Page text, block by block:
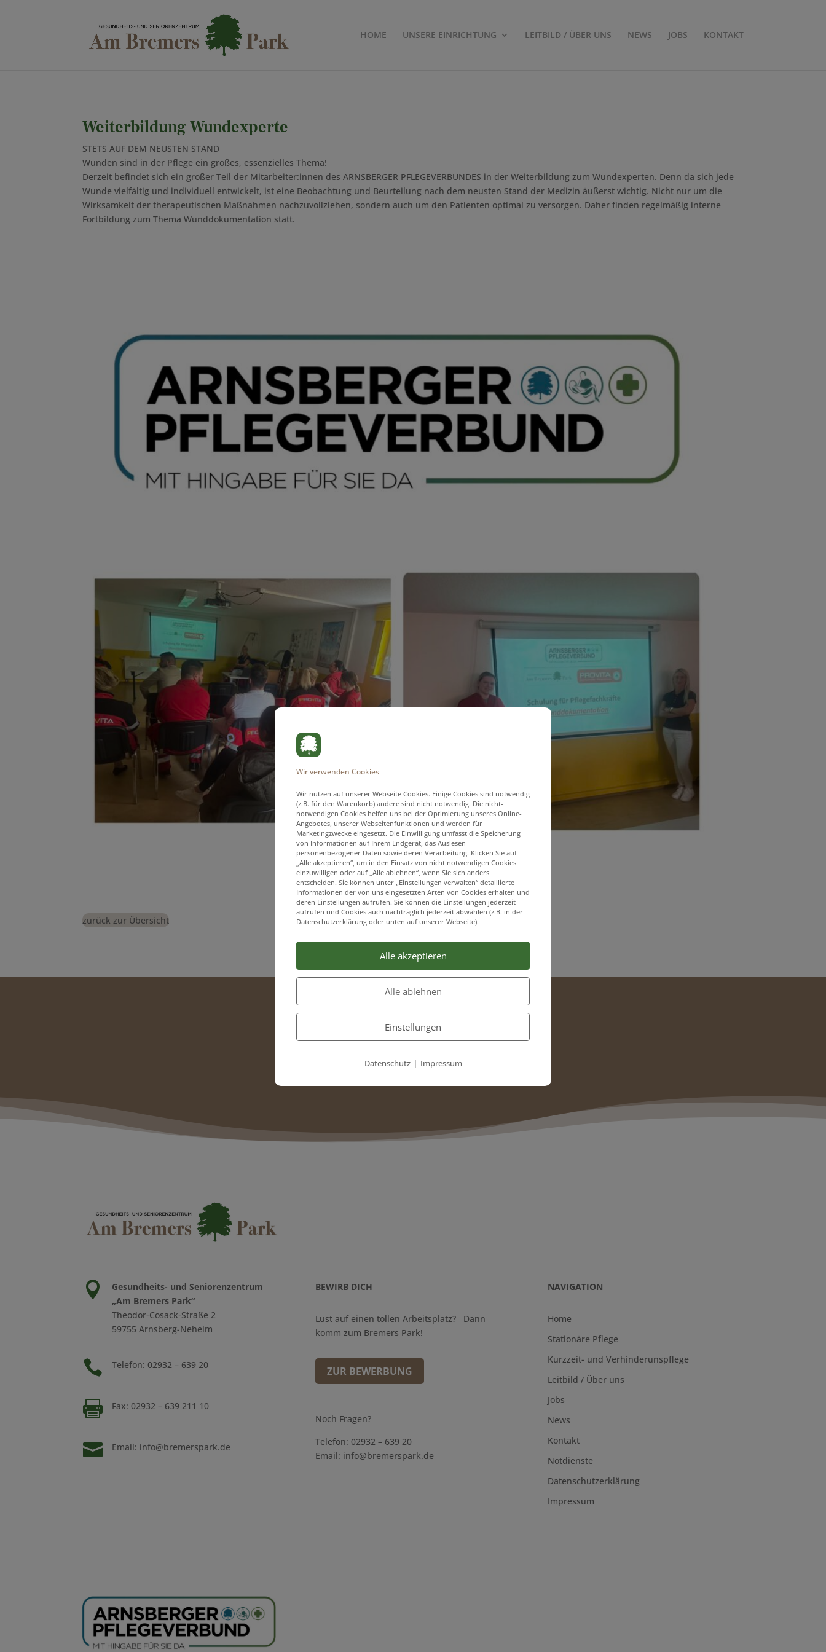
HOME UNSERE EINRICHTUNG LEITBILD / ÜBER UNS NEWS JOBS KONTAKT
Weiterbildung Wundexperte
STETS AUF DEM NEUSTEN STAND
Wunden sind in der Pflege ein großes, essenzielles Thema!
Derzeit befindet sich ein großer Teil der Mitarbeiter:innen des ARNSBERGER PFLEGEVERBUNDES in der Weiterbildung zum Wundexperten. Denn da sich jede
Wunde vielfältig und individuell entwickelt, ist eine Beobachtung und Beurteilung nach dem neusten Stand der Medizin äußerst wichtig. Nicht nur um die
Wirksamkeit der therapeutischen Maßnahmen nachzuvollziehen, sondern auch um den Patienten optimal zu versorgen. Daher finden regelmäßig interne
Fortbildung zum Thema Wunddokumentation statt.
zurück zur Übersicht

Gesundheits- und Seniorenzentrum
„Am Bremers Park“
Theodor-Cosack-Straße 2
59755 Arnsberg-Neheim
 Telefon: 02932 – 639 20
 Fax: 02932 – 639 211 10
 Email: info@bremerspark.de
BEWIRB DICH
Lust auf einen tollen Arbeitsplatz? Dann
komm zum Bremers Park!
ZUR BEWERBUNG
Noch Fragen?
Telefon: 02932 – 639 20
Email: info@bremerspark.de
NAVIGATION
Home
Stationäre Pflege
Kurzzeit- und Verhinderunspflege
Leitbild / Über uns
Jobs
News
Kontakt
Notdienste
Datenschutzerklärung
Impressum
Wir verwenden Cookies
Wir nutzen auf unserer Webseite Cookies. Einige Cookies sind notwendig
(z.B. für den Warenkorb) andere sind nicht notwendig. Die nicht-
notwendigen Cookies helfen uns bei der Optimierung unseres Online-
Angebotes, unserer Webseitenfunktionen und werden für
Marketingzwecke eingesetzt. Die Einwilligung umfasst die Speicherung
von Informationen auf Ihrem Endgerät, das Auslesen
personenbezogener Daten sowie deren Verarbeitung. Klicken Sie auf
„Alle akzeptieren“, um in den Einsatz von nicht notwendigen Cookies
einzuwilligen oder auf „Alle ablehnen“, wenn Sie sich anders
entscheiden. Sie können unter „Einstellungen verwalten“ detaillierte
Informationen der von uns eingesetzten Arten von Cookies erhalten und
deren Einstellungen aufrufen. Sie können die Einstellungen jederzeit
aufrufen und Cookies auch nachträglich jederzeit abwählen (z.B. in der
Datenschutzerklärung oder unten auf unserer Webseite).
Alle akzeptieren
Alle ablehnen
Einstellungen
Datenschutz| Impressum